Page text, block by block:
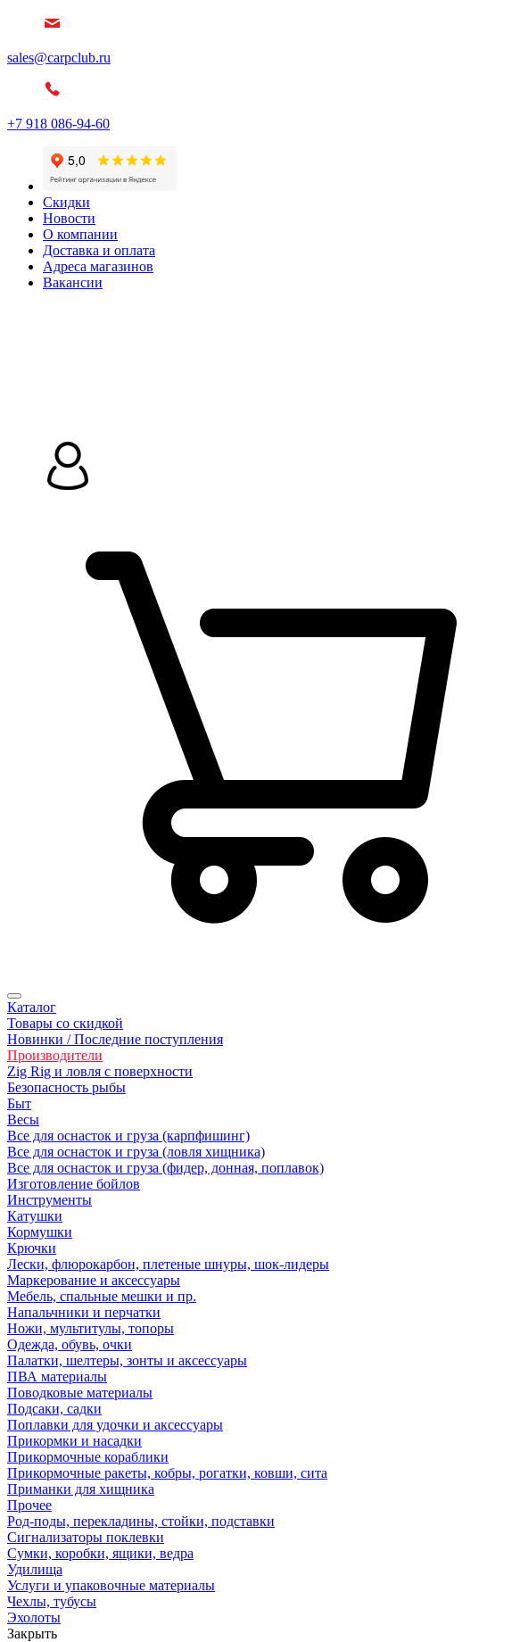
sales@carpclub.ru
+7 918 086-94-60
Скидки
Новости
О компании
Доставка и оплата
Адреса магазинов
Вакансии
Каталог
Товары со скидкой
Новинки / Последние поступления
Производители
Zig Rig и ловля с поверхности
Безoпасность рыбы
Быт
Весы
Все для оснасток и груза (карпфишинг)
Все для оснасток и груза (ловля хищника)
Все для оснасток и груза (фидер, донная, поплавок)
Изготовление бойлов
Инструменты
Катушки
Кормушки
Крючки
Лески, флюрокарбон, плетеные шнуры, шок-лидеры
Маркерование и аксессуары
Мебель, спальные мешки и пр.
Напальчники и перчатки
Ножи, мультитулы, топоры
Одежда, обувь, очки
Палатки, шелтеры, зонты и аксессуары
ПВА материалы
Поводковые материалы
Подсаки, садки
Поплавки для удочки и аксессуары
Прикормки и насадки
Прикормочные кораблики
Прикормочные ракеты, кобры, рогатки, ковши, сита
Приманки для хищника
Прочее
Род-поды, перекладины, стойки, подставки
Сигнализаторы поклевки
Сумки, коробки, ящики, ведра
Удилища
Услуги и упаковочные материалы
Чехлы, тубусы
Эхолоты
Закрыть